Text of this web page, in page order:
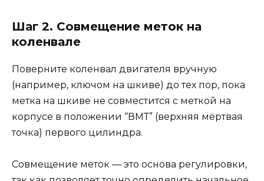
Шаг 2. Совмещение меток на
коленвале
Поверните коленвал двигателя вручную
(например, ключом на шкиве) до тех пор, пока
метка на шкиве не совместится с меткой на
корпусе в положении “ВМТ” (верхняя мёртвая
точка) первого цилиндра.
Совмещение меток — это основа регулировки,